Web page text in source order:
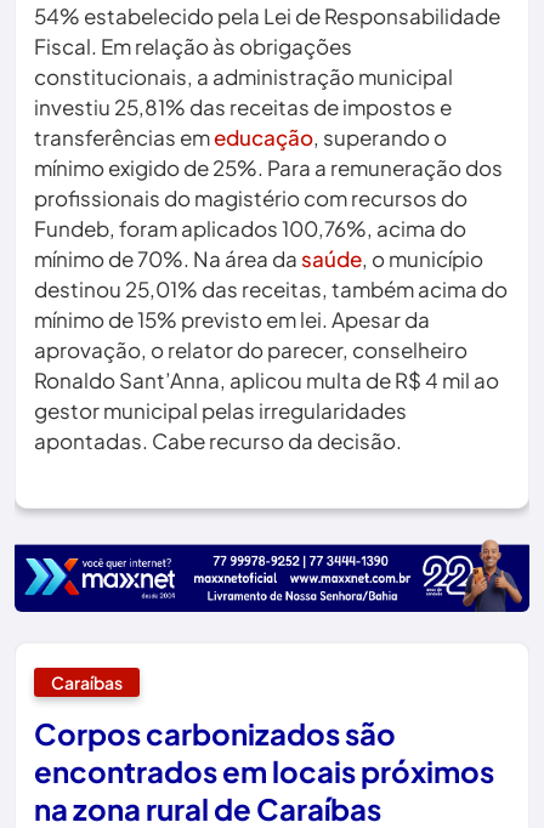
54% estabelecido pela Lei de Responsabilidade
Fiscal. Em relação às obrigações
constitucionais, a administração municipal
investiu 25,81% das receitas de impostos e
transferências emeducação, superando o
mínimo exigido de 25%. Para a remuneração dos
profissionais do magistério com recursos do
Fundeb, foram aplicados 100,76%, acima do
mínimo de 70%. Na área dasaúde, o município
destinou 25,01% das receitas, também acima do
mínimo de 15% previsto em lei. Apesar da
aprovação, o relator do parecer, conselheiro
Ronaldo Sant’Anna, aplicou multa de R$ 4 mil ao
gestor municipal pelas irregularidades
apontadas. Cabe recurso da decisão.
Caraíbas
Corpos carbonizados são
encontrados em locais próximos
na zona rural de Caraíbas